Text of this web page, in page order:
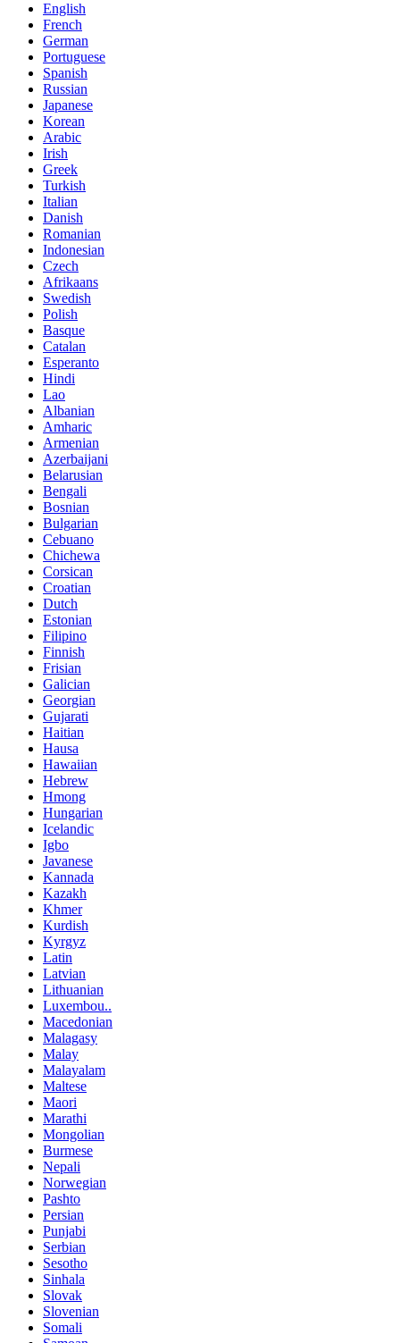
English
French
German
Portuguese
Spanish
Russian
Japanese
Korean
Arabic
Irish
Greek
Turkish
Italian
Danish
Romanian
Indonesian
Czech
Afrikaans
Swedish
Polish
Basque
Catalan
Esperanto
Hindi
Lao
Albanian
Amharic
Armenian
Azerbaijani
Belarusian
Bengali
Bosnian
Bulgarian
Cebuano
Chichewa
Corsican
Croatian
Dutch
Estonian
Filipino
Finnish
Frisian
Galician
Georgian
Gujarati
Haitian
Hausa
Hawaiian
Hebrew
Hmong
Hungarian
Icelandic
Igbo
Javanese
Kannada
Kazakh
Khmer
Kurdish
Kyrgyz
Latin
Latvian
Lithuanian
Luxembou..
Macedonian
Malagasy
Malay
Malayalam
Maltese
Maori
Marathi
Mongolian
Burmese
Nepali
Norwegian
Pashto
Persian
Punjabi
Serbian
Sesotho
Sinhala
Slovak
Slovenian
Somali